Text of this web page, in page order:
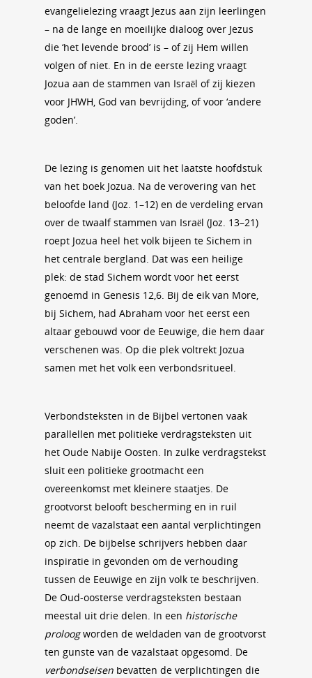
evangelielezing vraagt Jezus aan zijn leerlingen
– na de lange en moeilijke dialoog over Jezus
die ‘het levende brood’ is – of zij Hem willen
volgen of niet. En in de eerste lezing vraagt
Jozua aan de stammen van Israël of zij kiezen
voor JHWH, God van bevrijding, of voor ‘andere
goden’.
De lezing is genomen uit het laatste hoofdstuk
van het boek Jozua. Na de verovering van het
beloofde land (Joz. 1–12) en de verdeling ervan
over de twaalf stammen van Israël (Joz. 13–21)
roept Jozua heel het volk bijeen te Sichem in
het centrale bergland. Dat was een heilige
plek: de stad Sichem wordt voor het eerst
genoemd in Genesis 12,6. Bij de eik van More,
bij Sichem, had Abraham voor het eerst een
altaar gebouwd voor de Eeuwige, die hem daar
verschenen was. Op die plek voltrekt Jozua
samen met het volk een verbondsritueel.
Verbondsteksten in de Bijbel vertonen vaak
parallellen met politieke verdragsteksten uit
het Oude Nabije Oosten. In zulke verdragstekst
sluit een politieke grootmacht een
overeenkomst met kleinere staatjes. De
grootvorst belooft bescherming en in ruil
neemt de vazalstaat een aantal verplichtingen
op zich. De bijbelse schrijvers hebben daar
inspiratie in gevonden om de verhouding
tussen de Eeuwige en zijn volk te beschrijven.
De Oud-oosterse verdragsteksten bestaan
meestal uit drie delen. In een historische
proloogworden de weldaden van de grootvorst
ten gunste van de vazalstaat opgesomd. De
verbondseisen bevatten de verplichtingen die